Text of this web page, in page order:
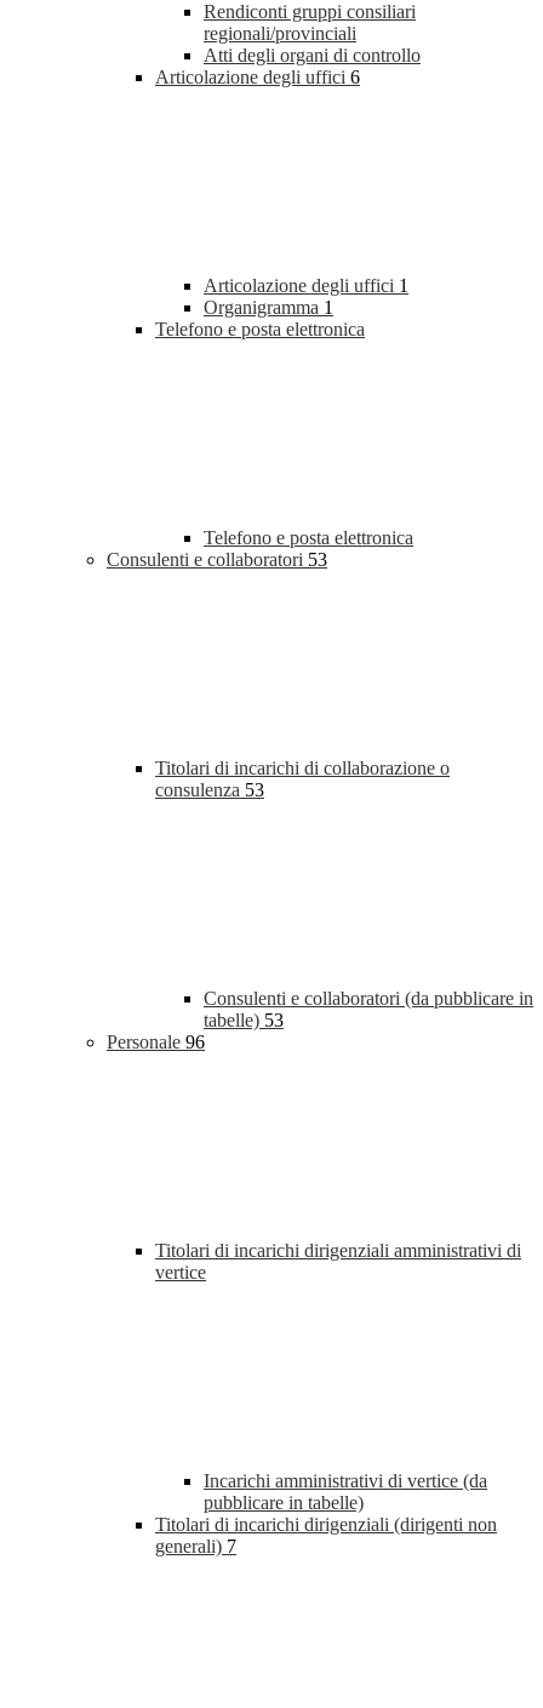
Rendiconti gruppi consiliari
regionali/provinciali
Atti degli organi di controllo
Articolazione degli uffici 6
Articolazione degli uffici 1
Organigramma 1
Telefono e posta elettronica
Telefono e posta elettronica
Consulenti e collaboratori 53
Titolari di incarichi di collaborazione o
consulenza 53
Consulenti e collaboratori (da pubblicare in
tabelle) 53
Personale 96
Titolari di incarichi dirigenziali amministrativi di
vertice
Incarichi amministrativi di vertice (da
pubblicare in tabelle)
Titolari di incarichi dirigenziali (dirigenti non
generali) 7